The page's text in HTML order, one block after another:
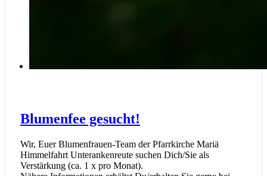
Blumenfee gesucht!
Wir, Euer Blumenfrauen-Team der Pfarrkirche Mariä
Himmelfahrt Unterankenreute suchen Dich/Sie als
Verstärkung (ca. 1 x pro Monat).